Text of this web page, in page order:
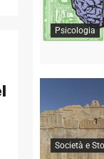
Psicologia
Società e